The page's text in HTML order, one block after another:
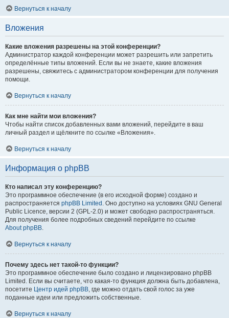
Вернуться к началу
Вложения
Какие вложения разрешены на этой конференции?
Администратор каждой конференции может разрешить или запретить
определённые типы вложений. Если вы не знаете, какие вложения
разрешены, свяжитесь с администратором конференции для получения
помощи.
Вернуться к началу
Как мне найти мои вложения?
Чтобы найти список добавленных вами вложений, перейдите в ваш
личный раздел и щёлкните по ссылке «Вложения».
Вернуться к началу
Информация о phpBB
Кто написал эту конференцию?
Это программное обеспечение (в его исходной форме) создано и
распространяется phpBB Limited . Оно доступно на условиях GNU General
Public Licence, версии 2 (GPL-2.0) и может свободно распространяться.
Для получения более подробных сведений перейдите по ссылке
About phpBB.
Вернуться к началу
Почему здесь нет такой-то функции?
Это программное обеспечение было создано и лицензировано phpBB
Limited. Если вы считаете, что какая-то функция должна быть добавлена,
посетите Центр идей phpBB, где можно отдать свой голос за уже
поданные идеи или предложить собственные.
Вернуться к началу